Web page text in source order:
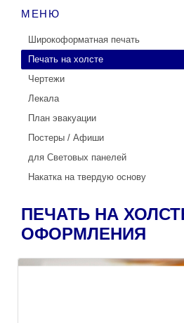
МЕНЮ
Широкоформатная печать
Печать на холсте
Чертежи
Лекала
План эвакуации
Постеры / Афиши
для Световых панелей
Накатка на твердую основу
ПЕЧАТЬ НА
ОФОРМЛЕНИЯ